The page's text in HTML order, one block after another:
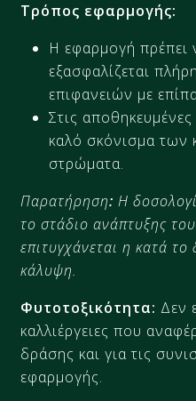
Τρόπος εφαρμογής:
Η εφαρμογή πρέπει
εξασφαλίζεται
επιφανειών με
Στις
καλό σκόνισμα των
στρώματα.
Παρατήρηση: Η
το στάδιο ανάπτυξης
επιτυγχάνεται η κατά
κάλυψη.
Φυτοτοξικότητα: Δεν
καλλιέργειες που
δράσης και για τις
εφαρμογής.